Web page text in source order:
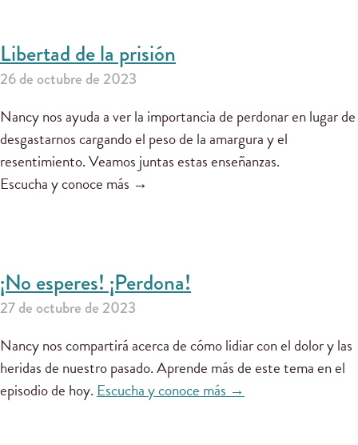
Libertad de la prisión
26 de octubre de 2023
Nancy nos ayuda a ver la importancia de perdonar en lugar de
desgastarnos cargando el peso de la amargura y el
resentimiento. Veamos juntas estas enseñanzas.
Escucha y conoce más →
¡No esperes! ¡Perdona!
27 de octubre de 2023
Nancy nos compartirá acerca de cómo lidiar con el dolor y las
heridas de nuestro pasado. Aprende más de este tema en el
episodio de hoy. Escucha y conoce más →